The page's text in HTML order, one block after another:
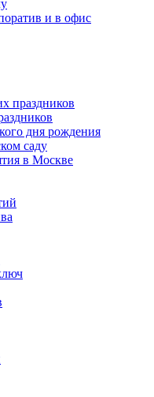
и в офис
праздников
дня рождения
саду
в Москве